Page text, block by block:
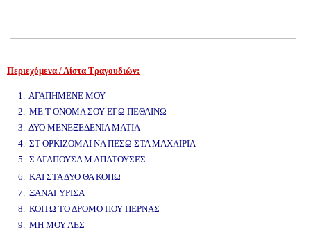
Περιεχόμενα / Λίστα Τραγουδιών:
1. ΑΓΑΠΗΜΕΝΕ ΜΟΥ
2. ΜΕ Τ ΟΝΟΜΑ ΣΟΥ ΕΓΩ ΠΕΘΑΙΝΩ
3. ΔΥΟ ΜΕΝΕΞΕΔΕΝΙΑ ΜΑΤΙΑ
4. ΣΤ ΟΡΚΙΖΟΜΑΙ ΝΑ ΠΕΣΩ ΣΤΑ ΜΑΧΑΙΡΙΑ
5. Σ ΑΓΑΠΟΥΣΑ Μ ΑΠΑΤΟΥΣΕΣ
6. ΚΑΙ ΣΤΑ ΔΥΟ ΘΑ ΚΟΠΩ
7. ΞΑΝΑΓΥΡΙΣΑ
8. ΚΟΙΤΩ ΤΟ ΔΡΟΜΟ ΠΟΥ ΠΕΡΝΑΣ
9. ΜΗ ΜΟΥ ΛΕΣ